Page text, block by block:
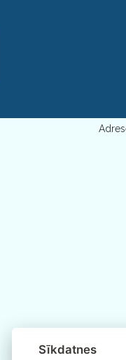
Sīkdatnes